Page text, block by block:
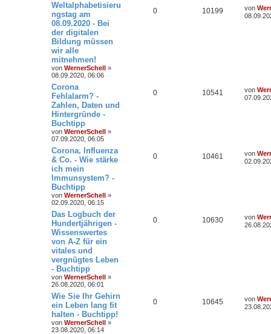
Weltalphabetisieru
ngstag am
08.09.2020 - Bei
der digitalen
Bildung müssen
wir alle
mitnehmen!
von WernerSchell »
08.09.2020, 06:06
0 10199 von
Corona
Fehlalarm? -
Zahlen, Daten und
Hintergründe -
Buchtipp
von WernerSchell »
07.09.2020, 06:05
0 10541 von
Corona, Influenza
& Co. - Wie stärke
ich mein
Immunsystem? -
Buchtipp
von WernerSchell »
02.09.2020, 06:15
0 10461 von
Das Logbuch der
Hundertjährigen -
Wissenswertes
von A-Z für ein
vitales und
vergnügtes Leben
- Buchtipp
von WernerSchell »
26.08.2020, 06:01
0 10630 von
Wie Sie Ihr Gehirn
ein Leben lang fit
halten - Buchtipp!
von WernerSchell »
23.08.2020, 06:14
0 10645 von